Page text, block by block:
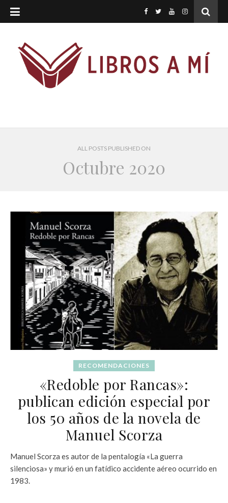
ALL POSTS PUBLISHED ON
Octubre 2020
RECOMENDACIONES
«Redoble por Rancas»:
publican edición especial por
los 50 años de la novela de
Manuel Scorza
Manuel Scorza es autor de la pentalogía «La guerra
silenciosa» y murió en un fatídico accidente aéreo ocurrido en
1983.